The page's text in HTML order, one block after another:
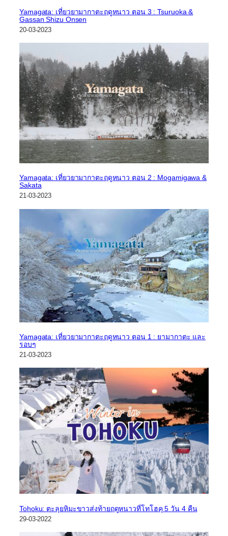
Yamagata: เที่ยวยามากาตะฤดูหนาว ตอน 3 : Tsuruoka &
Gassan Shizu Onsen
20-03-2023
Yamagata: เที่ยวยามากาตะฤดูหนาว ตอน 2 : Mogamigawa &
Sakata
21-03-2023
Yamagata: เที่ยวยามากาตะฤดูหนาว ตอน 1 : ยามากาตะ และ
รอบๆ
21-03-2023
Tohoku: ตะลุยหิมะขาวส่งท้ายฤดูหนาวที่โทโฮคุ 5 วัน 4 คืน
29-03-2022